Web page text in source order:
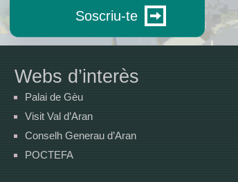
Soscriu-te
Webs d’interès
Palai de Gèu
Visit Val d’Aran
Conselh Generau d’Aran
POCTEFA